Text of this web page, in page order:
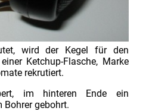
wird der Kegel für den
Ketchup-Flasche, Marke
rekrutiert.
im hinteren Ende ein
Bohrer gebohrt.